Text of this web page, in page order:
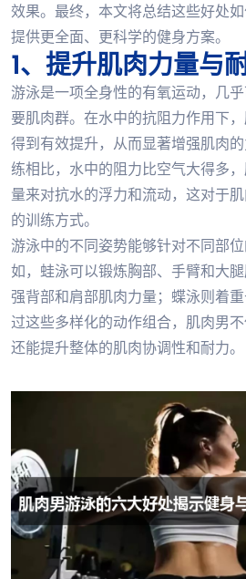
效果。最终，本文将总结这些好处
提供更全面、更科学的健身方案。
1、提升肌肉力量与
游泳是一项全身性的有氧运动，几
要肌肉群。在水中的抗阻力作用下
得到有效提升，从而显著增强肌肉
练相比，水中的阻力比空气大得多
量来对抗水的浮力和流动，这对于
的训练方式。
游泳中的不同姿势能够针对不同部
如，蛙泳可以锻炼胸部、手臂和大
强背部和肩部肌肉力量；蝶泳则着
过这些多样化的动作组合，肌肉男不
还能提升整体的肌肉协调性和耐力。